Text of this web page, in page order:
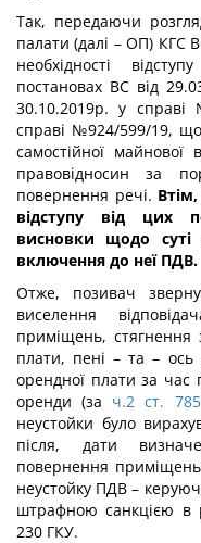
Так, передаючи
палати (далі – ОП) КГС
необхідності
постановах ВС від
30.10.2019р. у
справі №924/599/19,
самостійної майнової
правовідносин за
повернення речі.
відступу від цих
висновки щодо
включення до неї ПДВ.
Отже, позивач
виселення
приміщень, стягнення
плати, пені – та – ось
орендної плати за час
оренди (за ч.2 ст.
неустойки було
після, дати
повернення
неустойку ПДВ –
штрафною санкцією в
230 ГКУ.